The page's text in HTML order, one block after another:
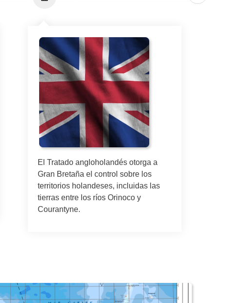
El Tratado angloholandés otorga a
Gran Bretaña el control sobre los
territorios holandeses, incluidas las
tierras entre los ríos Orinoco y
Courantyne.